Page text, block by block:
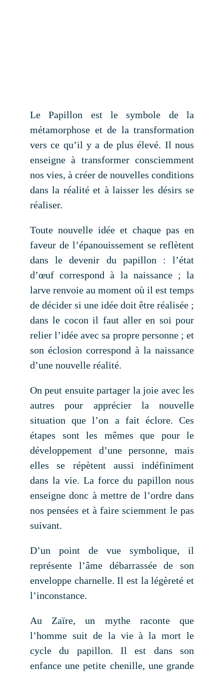
Newsletter
Mon compte
Le Papillon est le symbole de la
métamorphose et de la transformation
vers ce qu’il y a de plus élevé. Il nous
enseigne à transformer consciemment
nos vies, à créer de nouvelles conditions
dans la réalité et à laisser les désirs se
réaliser.
Toute nouvelle idée et chaque pas en
faveur de l’épanouissement se reflètent
dans le devenir du papillon : l’état
d’œuf correspond à la naissance ; la
larve renvoie au moment où il est temps
de décider si une idée doit être réalisée ;
dans le cocon il faut aller en soi pour
relier l’idée avec sa propre personne ; et
son éclosion correspond à la naissance
d’une nouvelle réalité.
On peut ensuite partager la joie avec les
autres pour apprécier la nouvelle
situation que l’on a fait éclore. Ces
étapes sont les mêmes que pour le
développement d’une personne, mais
elles se répètent aussi indéfiniment
dans la vie. La force du papillon nous
enseigne donc à mettre de l’ordre dans
nos pensées et à faire sciemment le pas
suivant.
D’un point de vue symbolique, il
représente l’âme débarrassée de son
enveloppe charnelle. Il est la légèreté et
l’inconstance.
Au Zaïre, un mythe raconte que
l’homme suit de la vie à la mort le
cycle du papillon. Il est dans son
enfance une petite chenille, une grande